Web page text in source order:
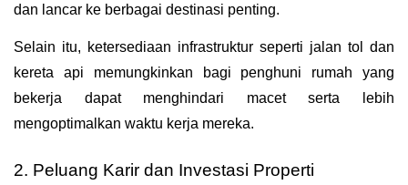
dan lancar ke berbagai destinasi penting.
Selain itu, ketersediaan infrastruktur seperti jalan tol dan
kereta api memungkinkan bagi penghuni rumah yang
bekerja dapat menghindari macet serta lebih
mengoptimalkan waktu kerja mereka.
2. Peluang Karir dan Investasi Properti